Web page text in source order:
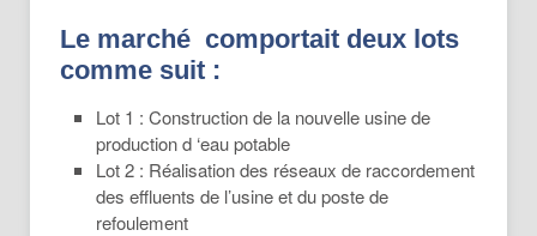
Le marché comportait deux lots
comme suit :
Lot 1 : Construction de la nouvelle usine de
production d ‘eau potable
Lot 2 : Réalisation des réseaux de raccordement
des effluents de l’usine et du poste de
refoulement